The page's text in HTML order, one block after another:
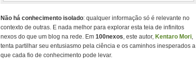
Não há conhecimento isolado: qualquer informação só é relevante no
contexto de outras. E nada melhor para explorar esta teia de infinitos
nexos do que um blog na rede. Em 100nexos, este autor, Kentaro Mori,
tenta partilhar seu entusiasmo pela ciência e os caminhos inesperados a
que cada fio de conhecimento pode levar.